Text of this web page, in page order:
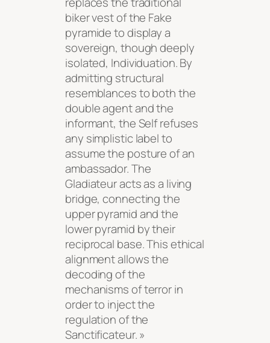
biker vest of the Fake
pyramide to display a
sovereign, though deeply
isolated, Individuation. By
admitting structural
resemblances to both the
double agent and the
informant, the Self refuses
any simplistic label to
assume the posture of an
ambassador. The
Gladiateur acts as a living
bridge, connecting the
upper pyramid and the
lower pyramid by their
reciprocal base. This ethical
alignment allows the
decoding of the
mechanisms of terror in
order to inject the
regulation of the
Sanctificateur. »